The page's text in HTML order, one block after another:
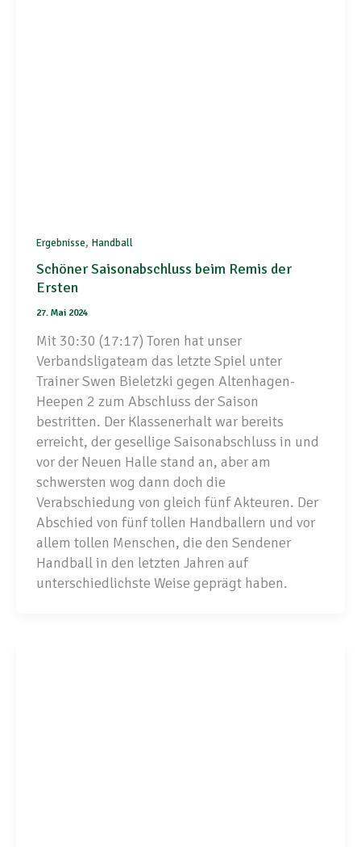
Ergebnisse, Handball
Schöner Saisonabschluss beim Remis der
Ersten
27. Mai 2024
Mit 30:30 (17:17) Toren hat unser
Verbandsligateam das letzte Spiel unter
Trainer Swen Bieletzki gegen Altenhagen-
Heepen 2 zum Abschluss der Saison
bestritten. Der Klassenerhalt war bereits
erreicht, der gesellige Saisonabschluss in und
vor der Neuen Halle stand an, aber am
schwersten wog dann doch die
Verabschiedung von gleich fünf Akteuren. Der
Abschied von fünf tollen Handballern und vor
allem tollen Menschen, die den Sendener
Handball in den letzten Jahren auf
unterschiedlichste Weise geprägt haben.